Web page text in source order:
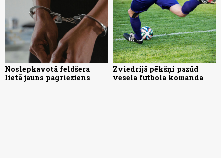
Noslepkavotā feldšera
lietā jauns pagrieziens
Zviedrijā pēkšņi pazūd
vesela futbola komanda